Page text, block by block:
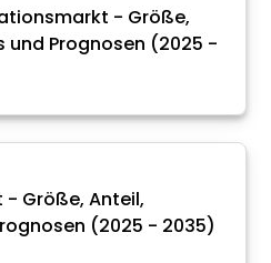
- Größe,
und Prognosen (2025 -
- Größe, Anteil,
(2025 - 2035)